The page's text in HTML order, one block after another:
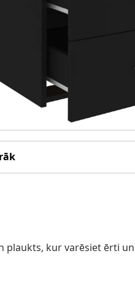
plaukts, kur varēsiet ērti